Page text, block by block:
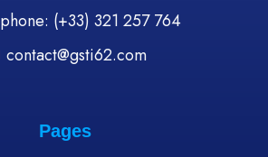
(+33) 321 257 764
contact@gsti62.com
Pages